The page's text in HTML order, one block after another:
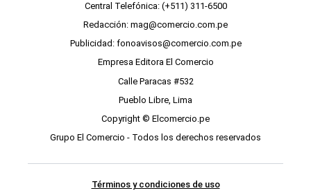
Central Telefónica: (+511) 311-6500
Redacción: mag@comercio.com.pe
Publicidad: fonoavisos@comercio.com.pe
Empresa Editora El Comercio
Calle Paracas #532
Pueblo Libre, Lima
Copyright © Elcomercio.pe
Grupo El Comercio - Todos los derechos reservados
Términos y condiciones de uso